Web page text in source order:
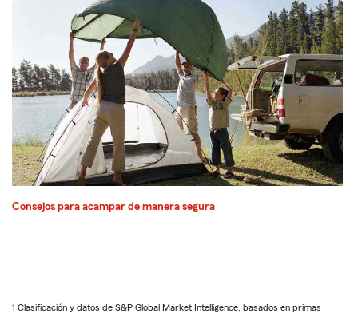
Consejos para acampar de manera segura
1 Return
Clasificación y datos de S&P Global Market Intelligence, basados en primas